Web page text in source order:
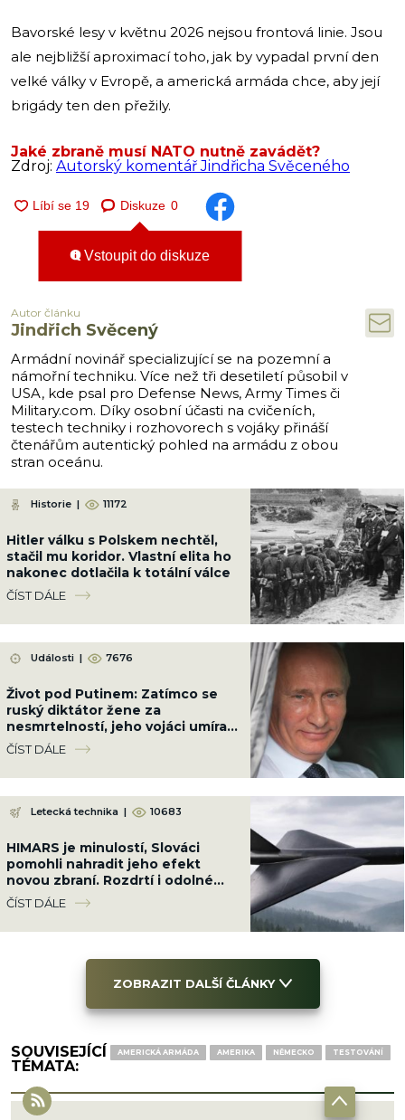
Bavorské lesy v květnu 2026 nejsou frontová linie. Jsou
ale nejbližší aproximací toho, jak by vypadal první den
velké války v Evropě, a americká armáda chce, aby její
brigády ten den přežily.
Jaké zbraně musí NATO nutně zavádět?
Zdroj: Autorský komentář Jindřicha Svěceného
Diskuze 0
Vstoupit do diskuze
Autor článku
Jindřich Svěcený
Armádní novinář specializující se na pozemní a
námořní techniku. Více než tři desetiletí působil v
USA, kde psal pro Defense News, Army Times či
Military.com. Díky osobní účasti na cvičeních,
testech techniky i rozhovorech s vojáky přináší
čtenářům autentický pohled na armádu z obou
stran oceánu.
Historie | 11172
Hitler válku s Polskem nechtěl,
stačil mu koridor. Vlastní elita ho
nakonec dotlačila k totální válce
ČÍST DÁLE
Události | 7676
Život pod Putinem: Zatímco se
ruský diktátor žene za
nesmrtelností, jeho vojáci umírají
po statisících na Ukrajině
ČÍST DÁLE
Letecká technika | 10683
HIMARS je minulostí, Slováci
pomohli nahradit jeho efekt
novou zbraní. Rozdrtí i odolné
cíle až na 250 km
ČÍST DÁLE
ZOBRAZIT DALŠÍ ČLÁNKY
SOUVISEJÍCÍ
TÉMATA:
AMERICKÁ ARMÁDA AMERIKA NĚMECKO TESTOVÁNÍ